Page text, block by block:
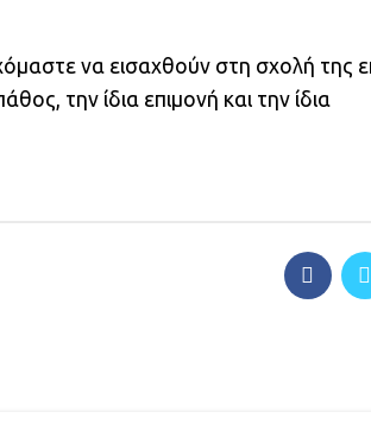
να εισαχθούν στη σχολή της
την ίδια επιμονή και την ίδια